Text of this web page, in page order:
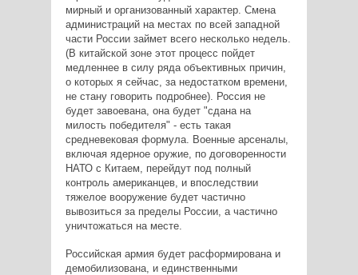
мирный и организованный характер. Смена
администраций на местах по всей западной
части России займет всего несколько недель.
(В китайской зоне этот процесс пойдет
медленнее в силу ряда объективных причин,
о которых я сейчас, за недостатком времени,
не стану говорить подробнее). Россия не
будет завоевана, она будет "сдана на
милость победителя" - есть такая
средневековая формула. Военные арсеналы,
включая ядерное оружие, по договоренности
НАТО с Китаем, перейдут под полный
контроль американцев, и впоследствии
тяжелое вооружение будет частично
вывозиться за пределы России, а частично
уничтожаться на месте.
Российская армия будет расформирована и
демобилизована, и единственными